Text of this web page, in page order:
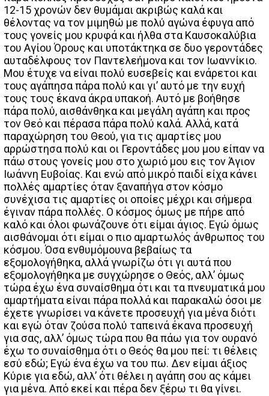
12-15 χρονών δεν θυμάμαι ακριβώς καλά και
θέλοντας να τον μιμηθώ με πολύ αγώνα έφυγα από
τους γονείς μου κρυφά και ήλθα στα Καυσοκαλύβια
του Αγίου Όρους και υποτάκτηκα σε δυο γεροντάδες
αυταδέλφους τον Παντελεήμονα και τον Ιωαννίκιο.
Μου έτυχε να είναι πολύ ευσεβείς και ενάρετοι και
τους αγάπησα πάρα πολύ και γι’ αυτό με την ευχή
τους τους έκανα άκρα υπακοή. Αυτό με βοήθησε
πάρα πολύ, αισθάνθηκα και μεγάλη αγάπη και προς
τον Θεό και πέρασα πάρα πολύ καλά. Αλλά, κατά
παραχώρηση του Θεού, για τις αμαρτίες μου
αρρώστησα πολύ και οι Γεροντάδες μου μου είπαν να
πάω στους γονείς μου στο χωριό μου εις τον Άγιον
Ιωάννη Ευβοίας. Και ενώ από μικρό παιδί είχα κάνει
πολλές αμαρτίες όταν ξαναπήγα στον κόσμο
συνέχισα τις αμαρτίες οι οποίες μέχρι και σήμερα
έγιναν πάρα πολλές. Ο κόσμος όμως με πήρε από
καλό και όλοι φωνάζουνε ότι είμαι άγιος. Εγώ όμως
αισθάνομαι ότι είμαι ο πιο αμαρτωλός άνθρωπος του
κόσμου. Όσα ενθυμόμουνα βεβαίως τα
εξομολογήθηκα, αλλά γνωρίζω ότι γι αυτά που
εξομολογήθηκα με συγχώρησε ο Θεός, αλλ’ όμως
τώρα έχω ένα συναίσθημα ότι και τα πνευματικά μου
αμαρτήματα είναι πάρα πολλά και παρακαλώ όσοι με
έχετε γνωρίσει να κάνετε προσευχή για μένα διότι
και εγώ όταν ζούσα πολύ ταπεινά έκανα προσευχή
για σας, αλλ’ όμως τώρα που θα πάω για τον ουρανό
έχω το συναίσθημα ότι ο Θεός θα μου πεί: τι θέλεις
εσύ εδώ; Εγώ ένα έχω να του πω. Δεν είμαι άξιος
Κύριε για εδώ, αλλ’ ότι θέλει η αγάπη σου ας κάμει
για μένα. Από εκεί και πέρα δεν ξέρω τι θα γίνει.